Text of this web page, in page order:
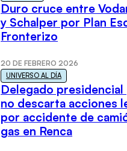
Duro cruce entre
y Schalper por Plan
Fronterizo
20 DE FEBRERO 2026
UNIVERSO AL DÍA
Delegado presidencial
no descarta acciones
por accidente de
gas en Renca